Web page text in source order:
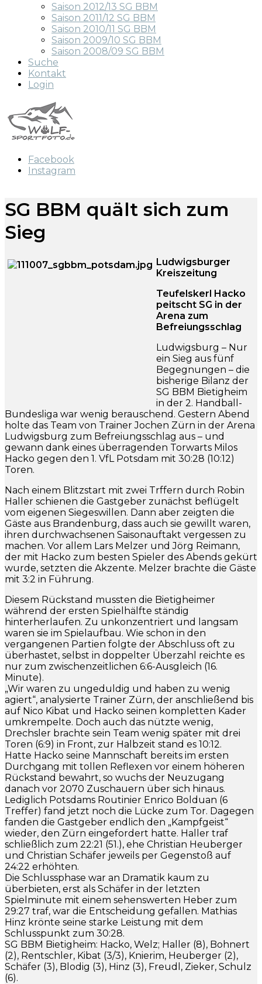
Saison 2012/13 SG BBM
Saison 2011/12 SG BBM
Saison 2010/11 SG BBM
Saison 2009/10 SG BBM
Saison 2008/09 SG BBM
Suche
Kontakt
Login
Facebook
Instagram
SG BBM quält sich zum
Sieg
Ludwigsburger
Kreiszeitung
Teufelskerl Hacko
peitscht SG in der
Arena zum
Befreiungsschlag
Ludwigsburg – Nur
ein Sieg aus fünf
Begegnungen – die
bisherige Bilanz der
SG BBM Bietigheim
in der 2. Handball-
Bundesliga war wenig berauschend. Gestern Abend
holte das Team von Trainer Jochen Zürn in der Arena
Ludwigsburg zum Befreiungsschlag aus – und
gewann dank eines überragenden Torwarts Milos
Hacko gegen den 1. VfL Potsdam mit 30:28 (10:12)
Toren.
Nach einem Blitzstart mit zwei Trffern durch Robin
Haller schienen die Gastgeber zunächst beflügelt
vom eigenen Siegeswillen. Dann aber zeigten die
Gäste aus Brandenburg, dass auch sie gewillt waren,
ihren durchwachsenen Saisonauftakt vergessen zu
machen. Vor allem Lars Melzer und Jörg Reimann,
der mit Hacko zum besten Spieler des Abends gekürt
wurde, setzten die Akzente. Melzer brachte die Gäste
mit 3:2 in Führung.
Diesem Rückstand mussten die Bietigheimer
während der ersten Spielhälfte ständig
hinterherlaufen. Zu unkonzentriert und langsam
waren sie im Spielaufbau. Wie schon in den
vergangenen Partien folgte der Abschluss oft zu
überhastet, selbst in doppelter Überzahl reichte es
nur zum zwischenzeitlichen 6:6-Ausgleich (16.
Minute).
„Wir waren zu ungeduldig und haben zu wenig
agiert“, analysierte Trainer Zürn, der anschließend bis
auf Nico Kibat und Hacko seinen kompletten Kader
umkrempelte. Doch auch das nützte wenig,
Drechsler brachte sein Team wenig später mit drei
Toren (6:9) in Front, zur Halbzeit stand es 10:12.
Hatte Hacko seine Mannschaft bereits im ersten
Durchgang mit tollen Reflexen vor einem höheren
Rückstand bewahrt, so wuchs der Neuzugang
danach vor 2070 Zuschauern über sich hinaus.
Lediglich Potsdams Routinier Enrico Bolduan (6
Treffer) fand jetzt noch die Lücke zum Tor. Dagegen
fanden die Gastgeber endlich den „Kampfgeist“
wieder, den Zürn eingefordert hatte. Haller traf
schließlich zum 22:21 (51.), ehe Christian Heuberger
und Christian Schäfer jeweils per Gegenstoß auf
24:22 erhöhten.
Die Schlussphase war an Dramatik kaum zu
überbieten, erst als Schäfer in der letzten
Spielminute mit einem sehenswerten Heber zum
29:27 traf, war die Entscheidung gefallen. Mathias
Hinz krönte seine starke Leistung mit dem
Schlusspunkt zum 30:28.
SG BBM Bietigheim: Hacko, Welz; Haller (8), Bohnert
(2), Rentschler, Kibat (3/3), Knierim, Heuberger (2),
Schäfer (3), Blodig (3), Hinz (3), Freudl, Zieker, Schulz
(6).